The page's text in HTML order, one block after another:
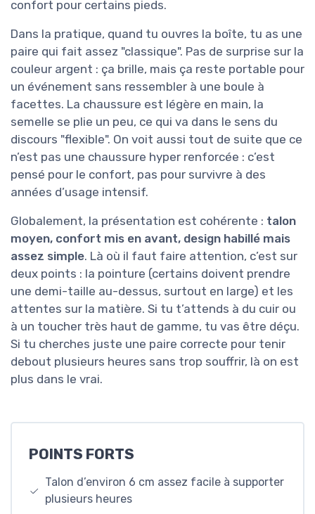
confort pour certains pieds.
Dans la pratique, quand tu ouvres la boîte, tu as une
paire qui fait assez "classique". Pas de surprise sur la
couleur argent : ça brille, mais ça reste portable pour
un événement sans ressembler à une boule à
facettes. La chaussure est légère en main, la
semelle se plie un peu, ce qui va dans le sens du
discours "flexible". On voit aussi tout de suite que ce
n’est pas une chaussure hyper renforcée : c’est
pensé pour le confort, pas pour survivre à des
années d’usage intensif.
Globalement, la présentation est cohérente : talon
moyen, confort mis en avant, design habillé mais
assez simple. Là où il faut faire attention, c’est sur
deux points : la pointure (certains doivent prendre
une demi-taille au-dessus, surtout en large) et les
attentes sur la matière. Si tu t’attends à du cuir ou
à un toucher très haut de gamme, tu vas être déçu.
Si tu cherches juste une paire correcte pour tenir
debout plusieurs heures sans trop souffrir, là on est
plus dans le vrai.
POINTS FORTS
Talon d’environ 6 cm assez facile à supporter
plusieurs heures